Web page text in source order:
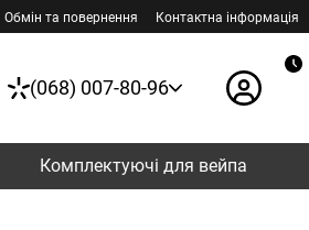
Обмін та повернення Контактна інформація
(068) 007-80-96
Комплектуючі для вейпа